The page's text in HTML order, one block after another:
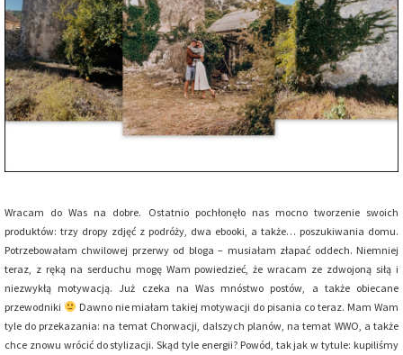
Wracam do Was na dobre. Ostatnio pochłonęło nas mocno tworzenie swoich
produktów: trzy dropy zdjęć z podróży, dwa ebooki, a także… poszukiwania domu.
Potrzebowałam chwilowej przerwy od bloga – musiałam złapać oddech. Niemniej
teraz, z ręką na serduchu mogę Wam powiedzieć, że wracam ze zdwojoną siłą i
niezwykłą motywacją. Już czeka na Was mnóstwo postów, a także obiecane
przewodniki
Dawno nie miałam takiej motywacji do pisania co teraz. Mam Wam
tyle do przekazania: na temat Chorwacji, dalszych planów, na temat WWO, a także
chce znowu wrócić do stylizacji. Skąd tyle energii? Powód, tak jak w tytule: kupiliśmy